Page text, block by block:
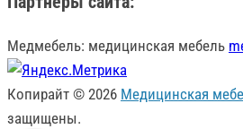
Медмебель: медицинская мебель
Копирайт © 2026 Медицинская
защищены.